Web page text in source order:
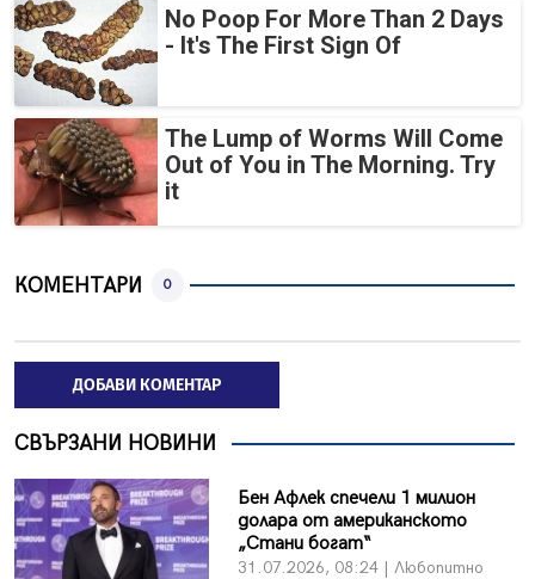
No Poop For More Than 2 Days
- It's The First Sign Of
The Lump of Worms Will Come
Out of You in The Morning. Try
it
КОМЕНТАРИ 0
ДОБАВИ КОМЕНТАР
СВЪРЗАНИ НОВИНИ
Бен Афлек спечели 1 милион
долара от американското
„Стани богат“
31.07.2026, 08:24 | Любопитно